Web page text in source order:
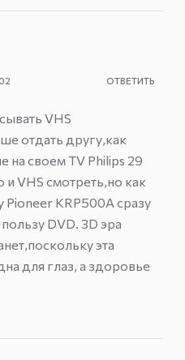
ОТВЕТИТЬ
VHS
отдать другу,как
на своем TV Philips 29
VHS смотреть,но как
Pioneer KRP500A сразу
DVD. 3D эра
эта
для глаз, а здоровье